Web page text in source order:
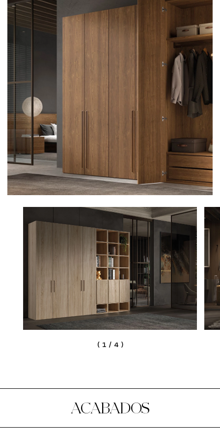
( 1 / 4 )
ACABADOS